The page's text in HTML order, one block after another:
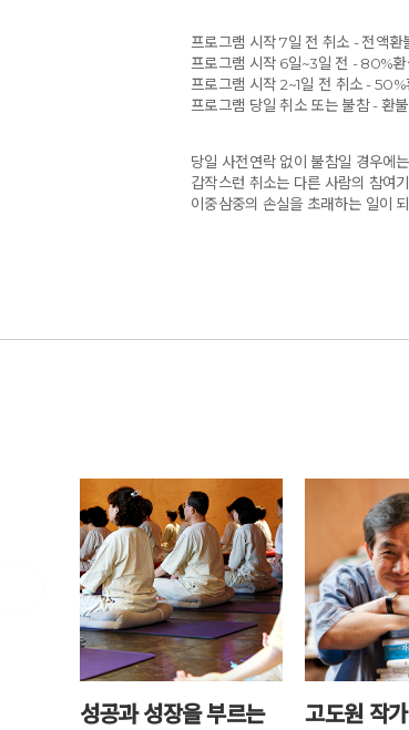
프로그램 시작 7일 전 취소 - 전액환
프로그램 시작 6일~3일 전 - 80%환
프로그램 시작 2~1일 전 취소 - 50%
프로그램 당일 취소 또는 불참 - 환
당일 사전연락 없이 불참일 경우에
갑작스런 취소는 다른 사람의 참여
이중삼중의 손실을 초래하는 일이
성공과 성장을 부르는
고도원 작